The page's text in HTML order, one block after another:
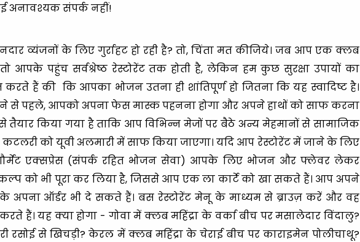
अनावश्यक संपर्क नहीं!
व्यंजनों के लिए गुर्राहट हो रही है? तो, चिंता मत कीजिये। जब आप एक क्लब
तो आपके पहुंच सर्वश्रेष्ठ रेस्टोरेंट तक होती है, लेकिन हम कुछ सुरक्षा उपायों का
हैं की कि आपका भोजन उतना ही शांतिपूर्ण हो जितना कि यह स्वादिष्ट है।
से पहले, आपको अपना फेस मास्क पहनना होगा और अपने हाथों को साफ करना
से तैयार किया गया है ताकि आप विभिन्न मेजों पर बैठे अन्य मेहमानों से सामाजिक
कटलरी को यूवी अलमारी में साफ किया जाएगा। यदि आप रेस्टोरेंट में जाने के लिए
एक्सप्रेस (संपर्क रहित भोजन सेवा) आपके लिए भोजन और फ्लेवर लेकर
को भी पूरा कर लिया है, जिससे आप एक ला कार्टे को खा सकते हैं। आप अपने
अपना ऑर्डर भी दे सकते हैं। बस रेस्टोरेंट मेनू के माध्यम से ब्राउज़ करें और वह
हैं। यह क्या होगा - गोवा में क्लब महिंद्रा के वर्का बीच पर मसालेदार विंदालु?
रसोई से खिचड़ी? केरल में क्लब महिंद्रा के चेराई बीच पर काराइमेन पोलीचाथू?